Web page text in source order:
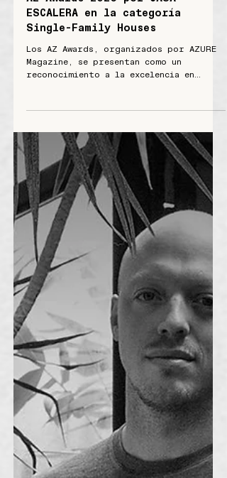
Ganadores del People's Choice
AZ Awards 2026 por CASA
ESCALERA en la categoría
Single-Family Houses
reconocimiento a la excelencia en
premia proyectos destacados de
arquitectura a nivel global y permite
un espacio que invita al público a ser
parte de la selección. Casa escalera se
lleva este reconocimiento para la
categoría Single-Family Houses.